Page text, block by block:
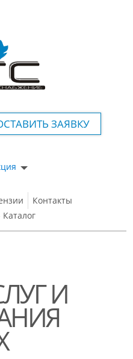
ЗАЯВКУ
Контакты
Каталог
И